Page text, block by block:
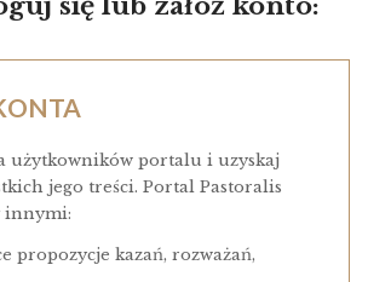
użytkowników portalu i uzyskaj
jego treści. Portal Pastoralis
innymi:
propozycje kazań, rozważań,